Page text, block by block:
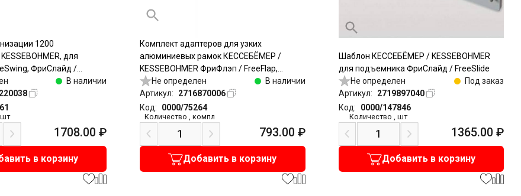
1200
для
ФриСлайд /
В наличии
,шт
1708.00 ₽
в корзину
Комплект адаптеров для узких
алюминиевых рамок КЕССЕБЁМЕР /
KESSEBOHMER ФриФлэп / FreeFlap,
ФриСвинг / FreeSwing, ФриСлайд /
FreeSlide, 20мм, никель
Не определен
В наличии
Артикул:
2716870006
Код:
0000/75264
Количество ,компл
793.00 ₽
Добавить в корзину
Шаблон КЕССЕБЁМЕР / KESSEBOHMER
для подъемника ФриСлайд / FreeSlide
Не определен
Под заказ
Артикул:
2719897040
Код:
0000/147846
Количество ,шт
1365.00 ₽
Добавить в корзину